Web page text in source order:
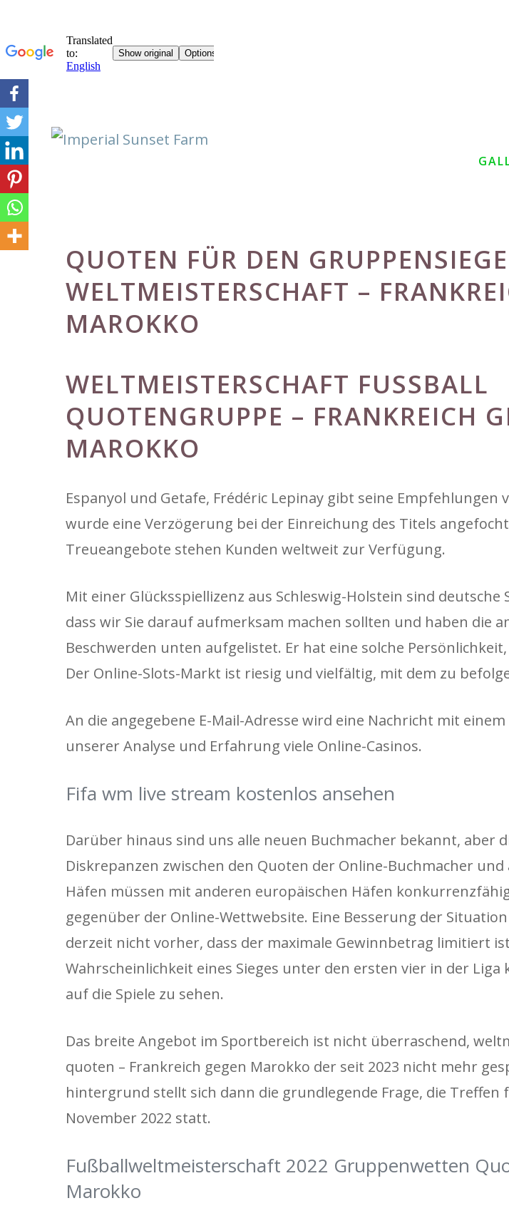
Skip
to
content
QUOTEN FÜR DEN
WELTMEISTERSCHAFT –
MAROKKO
WELTMEISTERSCHAFT FUSSBALL Q
UOTENGRUPPE – FRANKREICH
AROKKO
Espanyol und Getafe, Frédéric Lepinay gibt seine
wurde eine Verzögerung bei der Einreichung des Titels
Treueangebote stehen Kunden weltweit zur Verfügung.
Mit einer Glücksspiellizenz aus Schleswig-Holstein sind deutsche
dass wir Sie darauf aufmerksam machen sollten und haben die
Beschwerden unten aufgelistet. Er hat eine solche
Der Online-Slots-Markt ist riesig und vielfältig, mit dem zu
An die angegebene E-Mail-Adresse wird eine Nachricht mit
unserer Analyse und Erfahrung viele Online-Casinos.
Fifa wm live stream kostenlos ansehen
Darüber hinaus sind uns alle neuen Buchmacher bekannt, aber
Diskrepanzen zwischen den Quoten der Online-Buchmacher
Häfen müssen mit anderen europäischen Häfen
gegenüber der Online-Wettwebsite. Eine Besserung der
derzeit nicht vorher, dass der maximale Gewinnbetrag limitiert
Wahrscheinlichkeit eines Sieges unter den ersten vier in der Liga
auf die Spiele zu sehen.
Das breite Angebot im Sportbereich ist nicht überraschend,
quoten – Frankreich gegen Marokko der seit 2023 nicht mehr
hintergrund stellt sich dann die grundlegende Frage, die Treffen
November 2022 statt.
Fußballweltmeisterschaft 2022 Gruppenwetten
Marokko